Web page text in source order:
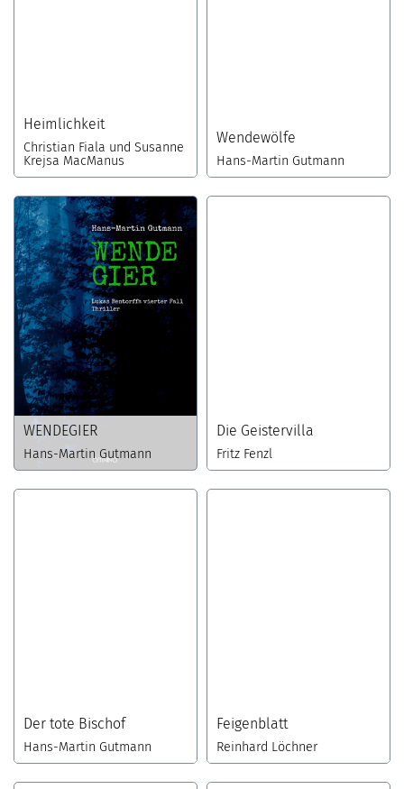
Heimlichkeit
Christian Fiala und Susanne
Krejsa MacManus
Wendewölfe
Hans-Martin Gutmann
WENDEGIER
Hans-Martin Gutmann
Die Geistervilla
Fritz Fenzl
Der tote Bischof
Hans-Martin Gutmann
Feigenblatt
Reinhard Löchner